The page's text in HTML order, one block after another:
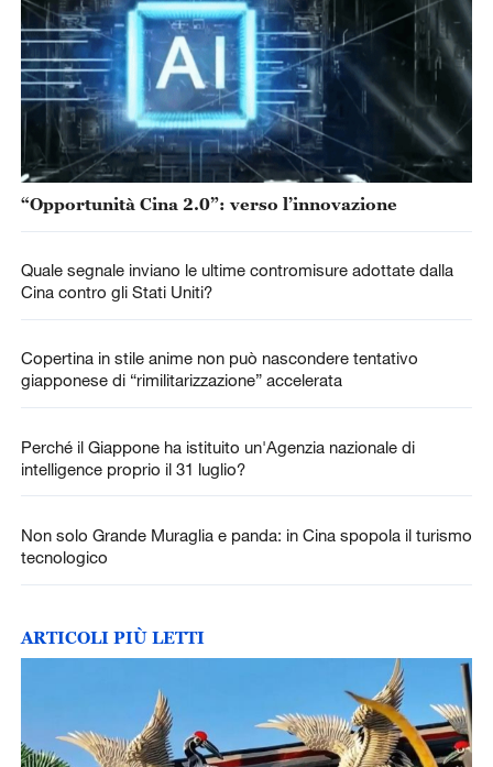
“Opportunità Cina 2.0”: verso l’innovazione
Quale segnale inviano le ultime contromisure adottate dalla
Cina contro gli Stati Uniti?
Copertina in stile anime non può nascondere tentativo
giapponese di “rimilitarizzazione” accelerata
Perché il Giappone ha istituito un'Agenzia nazionale di
intelligence proprio il 31 luglio?
Non solo Grande Muraglia e panda: in Cina spopola il turismo
tecnologico
ARTICOLI PIÙ LETTI